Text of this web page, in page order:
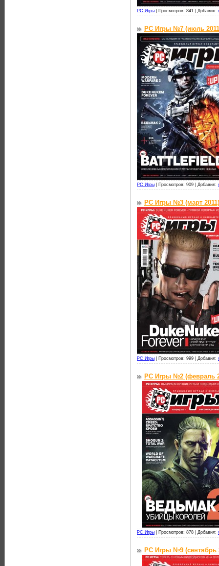
PC Игры Просмотров: 841 | Добавил:
PC Игры №7 (июль
PC Игры Просмотров: 909 | Добавил:
PC Игры №3 (март 2011)
PC Игры Просмотров: 999 | Добавил:
PC Игры №2 (февраль
PC Игры Просмотров: 878 | Добавил:
PC Игры №9 (сентябрь